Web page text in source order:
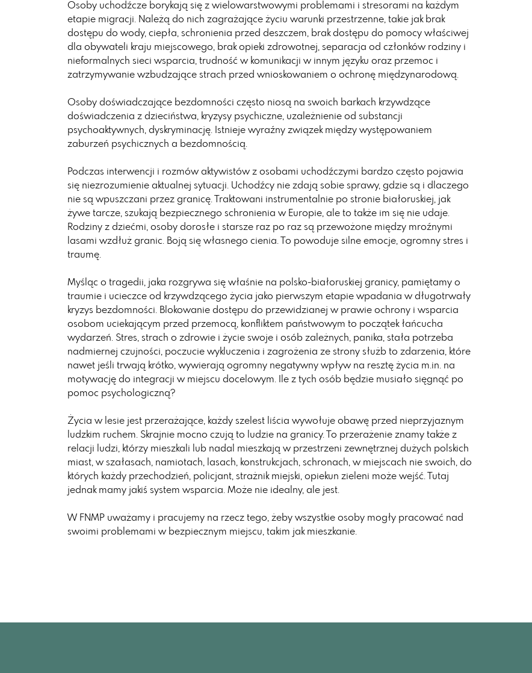
Osoby uchodźcze borykają się z wielowarstwowymi problemami i stresorami na każdym
etapie migracji. Należą do nich zagrażające życiu warunki przestrzenne, takie jak brak
dostępu do wody, ciepła, schronienia przed deszczem, brak dostępu do pomocy właściwej
dla obywateli kraju miejscowego, brak opieki zdrowotnej, separacja od członków rodziny i
nieformalnych sieci wsparcia, trudność w komunikacji w innym języku oraz przemoc i
zatrzymywanie wzbudzające strach przed wnioskowaniem o ochronę międzynarodową.
Osoby doświadczające bezdomności często niosą na swoich barkach krzywdzące
doświadczenia z dzieciństwa, kryzysy psychiczne, uzależnienie od substancji
psychoaktywnych, dyskryminację. Istnieje wyraźny związek między występowaniem
zaburzeń psychicznych a bezdomnością.
Podczas interwencji i rozmów aktywistów z osobami uchodźczymi bardzo często pojawia
się niezrozumienie aktualnej sytuacji. Uchodźcy nie zdają sobie sprawy, gdzie są i dlaczego
nie są wpuszczani przez granicę. Traktowani instrumentalnie po stronie białoruskiej, jak
żywe tarcze, szukają bezpiecznego schronienia w Europie, ale to także im się nie udaje.
Rodziny z dziećmi, osoby dorosłe i starsze raz po raz są przewożone między mroźnymi
lasami wzdłuż granic. Boją się własnego cienia. To powoduje silne emocje, ogromny stres i
traumę.
Myśląc o tragedii, jaka rozgrywa się właśnie na polsko-białoruskiej granicy, pamiętamy o
traumie i ucieczce od krzywdzącego życia jako pierwszym etapie wpadania w długotrwały
kryzys bezdomności. Blokowanie dostępu do przewidzianej w prawie ochrony i wsparcia
osobom uciekającym przed przemocą, konfliktem państwowym to początek łańcucha
wydarzeń. Stres, strach o zdrowie i życie swoje i osób zależnych, panika, stała potrzeba
nadmiernej czujności, poczucie wykluczenia i zagrożenia ze strony służb to zdarzenia, które
nawet jeśli trwają krótko, wywierają ogromny negatywny wpływ na resztę życia m.in. na
motywację do integracji w miejscu docelowym. Ile z tych osób będzie musiało sięgnąć po
pomoc psychologiczną?
Życia w lesie jest przerażające, każdy szelest liścia wywołuje obawę przed nieprzyjaznym
ludzkim ruchem. Skrajnie mocno czują to ludzie na granicy. To przerażenie znamy także z
relacji ludzi, którzy mieszkali lub nadal mieszkają w przestrzeni zewnętrznej dużych polskich
miast, w szałasach, namiotach, lasach, konstrukcjach, schronach, w miejscach nie swoich, do
których każdy przechodzień, policjant, strażnik miejski, opiekun zieleni może wejść. Tutaj
jednak mamy jakiś system wsparcia. Może nie idealny, ale jest.
W FNMP uważamy i pracujemy na rzecz tego, żeby wszystkie osoby mogły pracować nad
swoimi problemami w bezpiecznym miejscu, takim jak mieszkanie.